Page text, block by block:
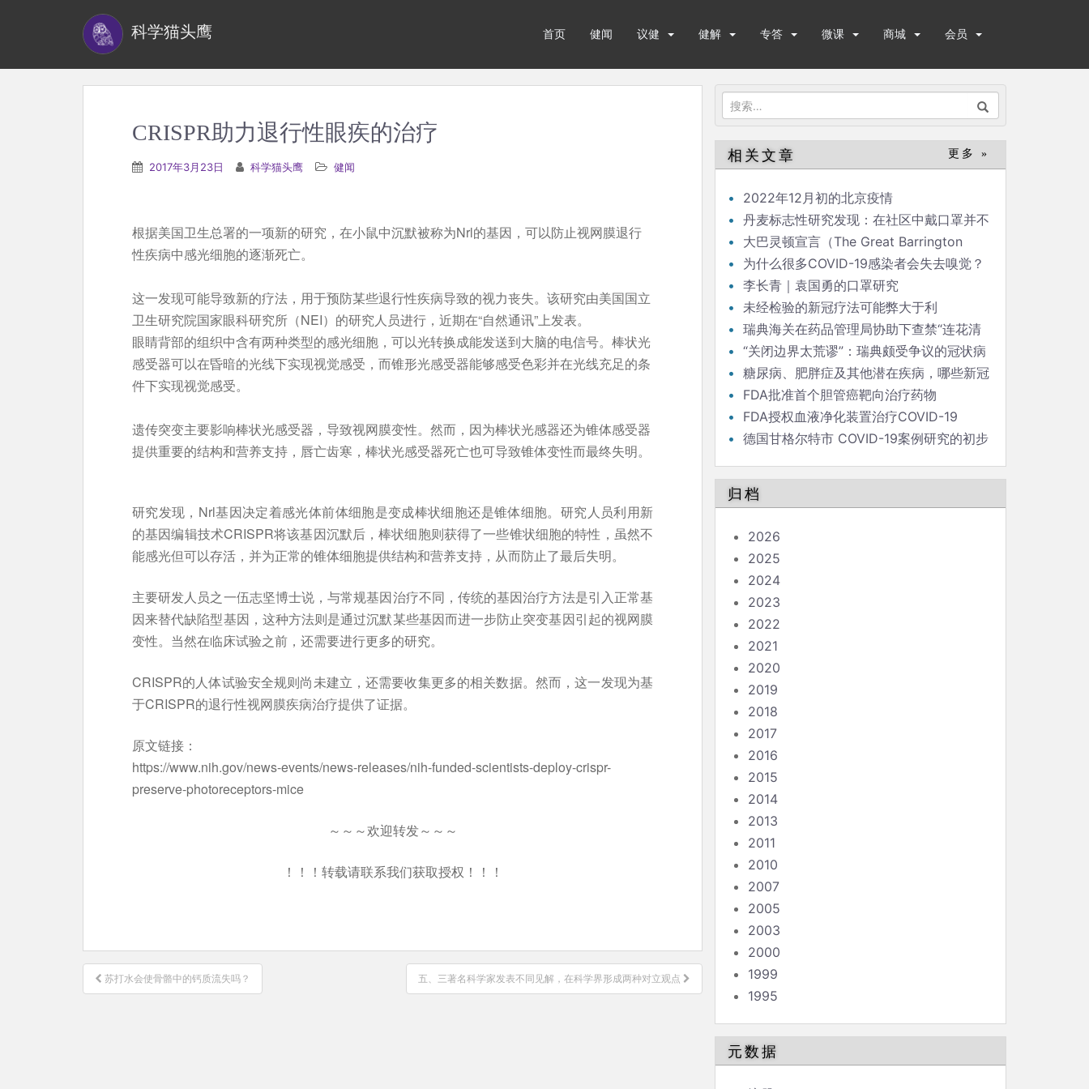
科学猫头鹰 首页 健闻 议健 健解 专答 微课 商城 会员
搜
索：
CRISPR助力退行性眼疾的治疗
2017年3月23日 科学猫头鹰 健闻
根据美国卫生总署的一项新的研究，在小鼠中沉默被称为Nrl的基因，可以防止视网膜退行
性疾病中感光细胞的逐渐死亡。
这一发现可能导致新的疗法，用于预防某些退行性疾病导致的视力丧失。该研究由美国国立
卫生研究院国家眼科研究所（NEI）的研究人员进行，近期在“自然通讯”上发表。
眼睛背部的组织中含有两种类型的感光细胞，可以光转换成能发送到大脑的电信号。棒状光
感受器可以在昏暗的光线下实现视觉感受，而锥形光感受器能够感受色彩并在光线充足的条
件下实现视觉感受。
遗传突变主要影响棒状光感受器，导致视网膜变性。然而，因为棒状光感器还为锥体感受器
提供重要的结构和营养支持，唇亡齿寒，棒状光感受器死亡也可导致锥体变性而最终失明。
研究发现，Nrl基因决定着感光体前体细胞是变成棒状细胞还是锥体细胞。研究人员利用新
的基因编辑技术CRISPR将该基因沉默后，棒状细胞则获得了一些锥状细胞的特性，虽然不
能感光但可以存活，并为正常的锥体细胞提供结构和营养支持，从而防止了最后失明。
主要研发人员之一伍志坚博士说，与常规基因治疗不同，传统的基因治疗方法是引入正常基
因来替代缺陷型基因，这种方法则是通过沉默某些基因而进一步防止突变基因引起的视网膜
变性。当然在临床试验之前，还需要进行更多的研究。
CRISPR的人体试验安全规则尚未建立，还需要收集更多的相关数据。然而，这一发现为基
于CRISPR的退行性视网膜疾病治疗提供了证据。
原文链接：
https://www.nih.gov/news-events/news-releases/nih-funded-scientists-deploy-crispr-
preserve-photoreceptors-mice
～～～欢迎转发～～～
！！！转载请联系我们获取授权！！！
文
章
苏打水会使骨骼中的钙质流失吗？ 五、三著名科学家发表不同见解，在科学界形成两种对立观点
相关文章 更多 »
2022年12月初的北京疫情
丹麦标志性研究发现：在社区中戴口罩并不
能显著降低（新冠）感染率
大巴灵顿宣言（The Great Barrington
Declaration）
为什么很多COVID-19感染者会失去嗅觉？
李长青｜袁国勇的口罩研究
未经检验的新冠疗法可能弊大于利
瑞典海关在药品管理局协助下查禁“连花清
瘟”“关闭边界太荒谬”：瑞典颇受争议的冠状病
毒策略背后的流行病学家
糖尿病、肥胖症及其他潜在疾病，哪些新冠
患者最危险？
FDA批准首个胆管癌靶向治疗药物
FDA授权血液净化装置治疗COVID-19
德国甘格尔特市 COVID-19案例研究的初步
归档
2026
2025
2024
2023
2022
2021
2020
2019
2018
2017
2016
2015
2014
2013
2011
2010
2007
2005
2003
2000
1999
1995
元数据